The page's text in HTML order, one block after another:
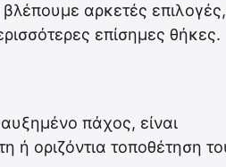
βλέπουμε αρκετές επιλογές,
επίσημες θήκες.
πάχος, είναι
ή οριζόντια τοποθέτηση